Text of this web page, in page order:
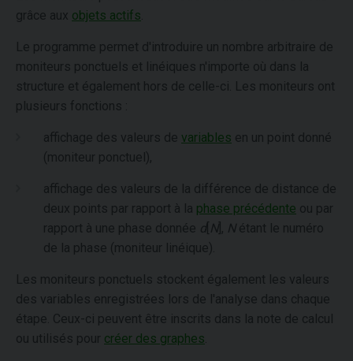
grâce aux objets actifs
Le programme permet d'introduire un nombre arbitraire de
moniteurs ponctuels et linéiques n'importe où dans la
structure et également hors de celle-ci. Les moniteurs ont
plusieurs fonctions :
affichage des valeurs de variables en un point donné
(moniteur ponctuel),
affichage des valeurs de la différence de distance de
deux points par rapport à la phase précédente ou par
rapport à une phase donnée d N], Nétant le numéro
de la phase (moniteur linéique).
Les moniteurs ponctuels stockent également les valeurs
des variables enregistrées lors de l'analyse dans chaque
étape. Ceux-ci peuvent être inscrits dans la note de calcul
ou utilisés pour créer des graphes